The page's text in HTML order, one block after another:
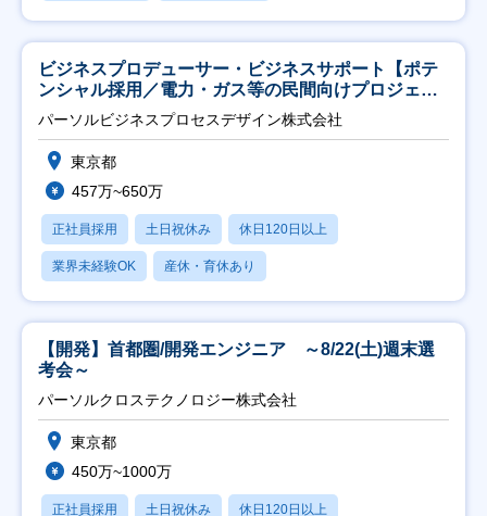
ビジネスプロデューサー・ビジネスサポート【ポテ
ンシャル採用／電力・ガス等の民間向けプロジェク
ト推進】
パーソルビジネスプロセスデザイン株式会社
東京都
457万~650万
正社員採用 土日祝休み 休日120日以上
業界未経験OK 産休・育休あり
【開発】首都圏/開発エンジニア ～8/22(土)週末選
考会～
パーソルクロステクノロジー株式会社
東京都
450万~1000万
正社員採用 土日祝休み 休日120日以上